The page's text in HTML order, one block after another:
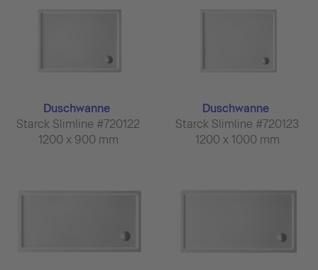
Duschwanne
Starck Slimline #720122
1200 x 900 mm
Duschwanne
Starck Slimline #720123
1200 x 1000 mm